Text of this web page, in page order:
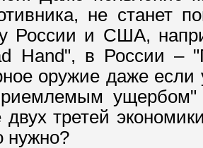
не станет
России и США,
Hand", в России –
оружие даже
ущербом"
двух третей
нужно?